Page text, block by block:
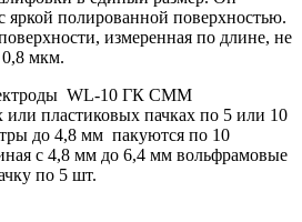
яркой полированной поверхностью.
измеренная по длине, не
мкм.
WL-10 ГК СММ
пластиковых пачках по 5 или 10
до 4,8 мм пакуются по 10
с 4,8 мм до 6,4 мм вольфрамовые
по 5 шт.